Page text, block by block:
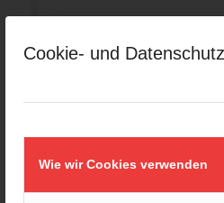
Cookie- und
Wie wir Cookies verwenden